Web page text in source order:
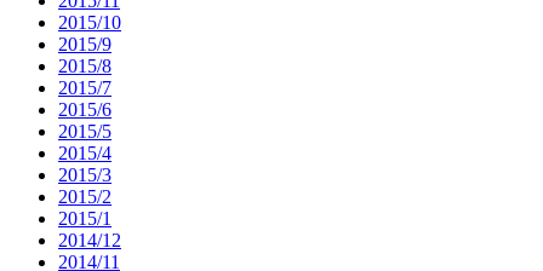
2015/10
2015/9
2015/8
2015/7
2015/6
2015/5
2015/4
2015/3
2015/2
2015/1
2014/12
2014/11